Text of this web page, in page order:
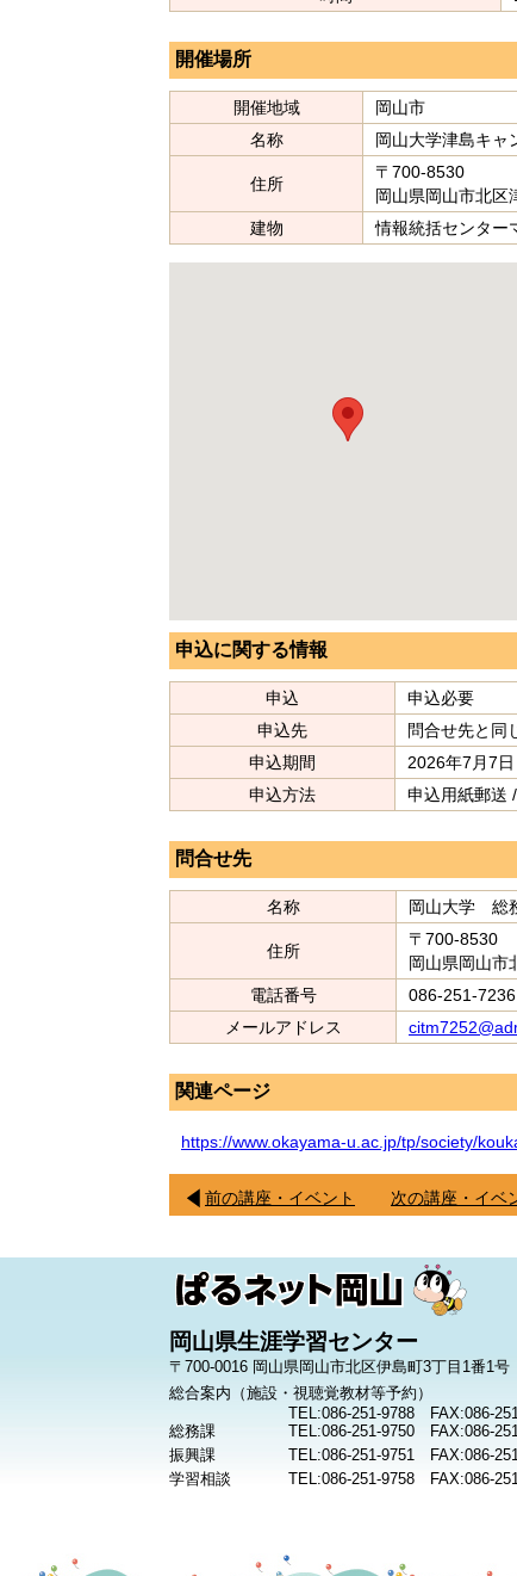
開催場所
開催地域
岡山市
名称
岡山大学津島キャ
住所
〒700-8530
岡山県岡山市北区
建物
情報統括センター
申込に関する情報
申込
申込必要
申込先
問合せ先と同
申込期間
2026年7月7
申込方法
申込用紙郵送
問合せ先
名称 岡山大学 総
住所
〒700-8530
岡山県岡山市
電話番号
086-251-7236
メールアドレス
関連ページ
https://www.okayama-u.ac.jp/tp/society/
前の講座・イベント 次の講座・イベ
岡山県生涯学習センター
〒700-0016 岡山県岡山市北区伊島町3丁目1番1号
総合案内（施設・視聴覚教材等予約）
TEL:086-251-9788 FAX:086-
総務課
TEL:086-251-9750 FAX:086-
振興課
TEL:086-251-9751 FAX:086-
学習相談
TEL:086-251-9758 FAX:086-